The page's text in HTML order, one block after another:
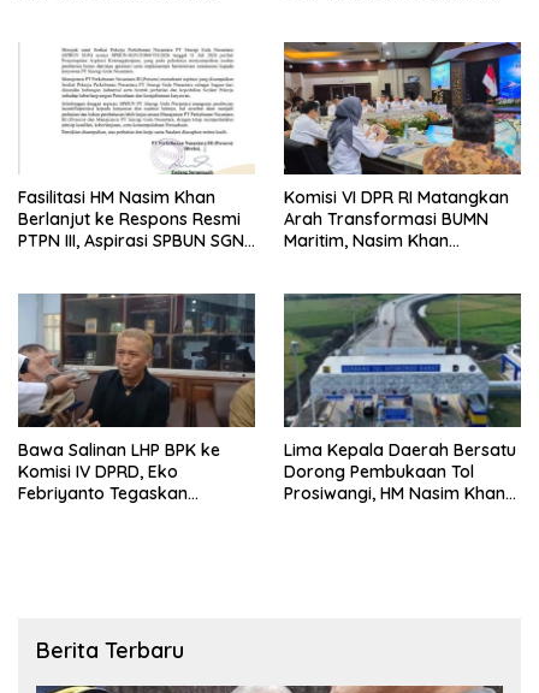
Fasilitasi HM Nasim Khan
Berlanjut ke Respons Resmi
PTPN III, Aspirasi SPBUN SGN
Direksi
Komisi VI DPR RI Matangkan
Arah Transformasi BUMN
Maritim, Nasim Khan
Bawa Salinan LHP BPK ke
Komisi IV DPRD, Eko
Febriyanto Tegaskan
Lima Kepala Daerah Bersatu
Dorong Pembukaan Tol
Prosiwangi, HM Nasim Khan
Berita Terbaru